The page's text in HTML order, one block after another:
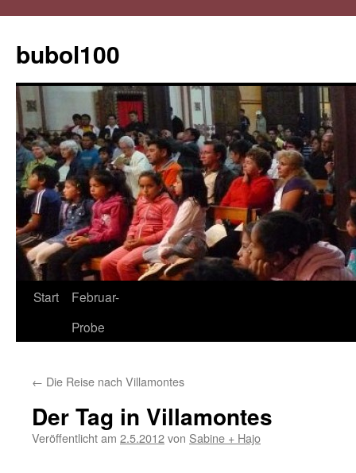
springen
bubol100
Start
Februar-
Probe
← Die Reise nach Villamontes
Der Tag in Villamontes
Veröffentlicht am 2.5.2012von Sabine + Hajo